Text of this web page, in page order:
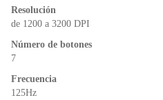
o
k
Resolución
de 1200 a 3200 DPI
Número de botones
7
Frecuencia
125Hz